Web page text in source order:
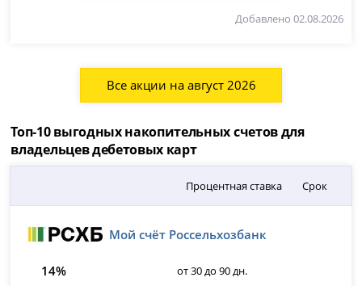
Добавлено 02.08.2026
Все акции на август 2026
Топ-10 выгодных накопительных счетов для
владельцев дебетовых карт
Процентная ставка Срок
Мой счёт Россельхозбанк
14% от 30 до 90 дн.